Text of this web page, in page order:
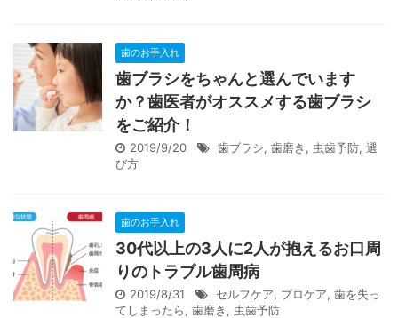
歯のお手入れ
歯ブラシをちゃんと選んでいます
か？歯医者がオススメする歯ブラシ
をご紹介！
2019/9/20 歯ブラシ, 歯磨き , 虫歯予防, 選
び方
歯のお手入れ
30代以上の3人に2人が抱えるお口周
りのトラブル歯周病
2019/8/31 セルフケア, プロケア, 歯を失っ
てしまったら, 歯磨き , 虫歯予防